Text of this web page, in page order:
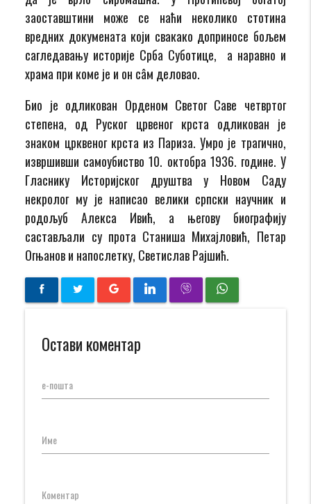
заоставштини може се наћи неколико стотина
вредних докумената који свакако доприносе бољем
сагледавању историје Срба Суботице, а наравно и
храма при коме је и он сâм деловао.
Био је одликован Орденом Светог Саве четвртог
степена, од Руског црвеног крста одликован је
знаком црквеног крста из Париза. Умро је трагично,
извршивши самоубиство 10. октобра 1936. године. У
Гласнику Историјског друштва у Новом Саду
некролог му је написао велики српски научник и
родољуб Алекса Ивић, а његову биографију
састављали су прота Станиша Михајловић, Петар
Огњанов и напослетку, Светислав Рајшић.
Остави коментар
е-пошта
Име
Коментар